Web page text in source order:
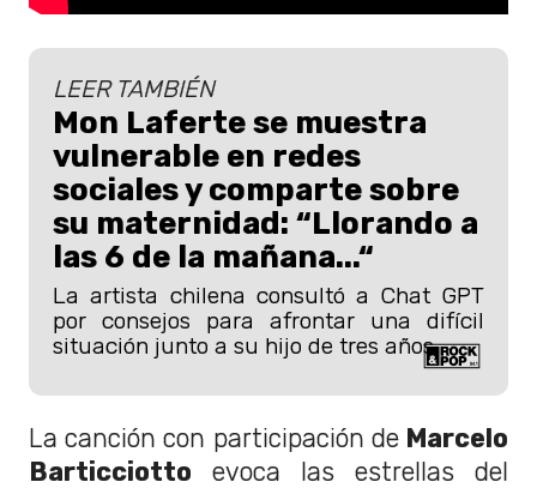
LEER TAMBIÉN
Mon Laferte se muestra
vulnerable en redes
sociales y comparte sobre
su maternidad: “Llorando a
las 6 de la mañana...“
La artista chilena consultó a Chat GPT
por consejos para afrontar una difícil
situación junto a su hijo de tres años.
La canción con participación deMarcelo
Barticciotto evoca las estrellas del